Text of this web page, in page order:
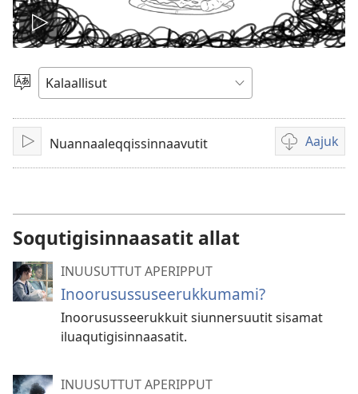
Play
video
Oqaatsit
toqqakkit
Isiginnaaruk/Tusarnaaruk
Nuannaaleqqissinnaavutit Aajuk
Filminik
Soqutigisinnaasatit allat
INUUSUTTUT APERIPPUT
Inoorusus­suseeruk­kumami?
Inoorususseerukkuit siunnersuutit sisamat
iluaqutigisinnaasatit.
INUUSUTTUT APERIPPUT